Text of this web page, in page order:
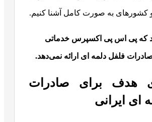
کشورهای به صورت کامل آشنا کنیم.
که پی اس پی اکسپرس خدماتی
فلفل دلمه ای ارائه نمی‌دهد.
هدف برای صادرات
ای ایرانی